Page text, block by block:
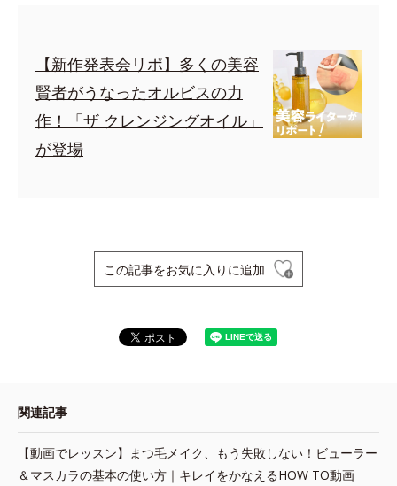
【新作発表会リポ】多くの美容
賢者がうなったオルビスの力
作！「ザ クレンジングオイル」
が登場
この記事をお気に入りに追加
関連記事
【動画でレッスン】まつ毛メイク、もう失敗しない！ビューラー
＆マスカラの基本の使い方｜キレイをかなえるHOW TO動画